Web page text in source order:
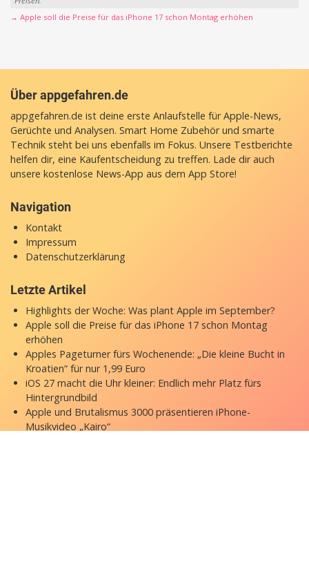
→ Apple soll die Preise für das iPhone 17 schon Montag erhöhen
Über appgefahren.de
appgefahren.de ist deine erste Anlaufstelle für Apple-News,
Gerüchte und Analysen. Smart Home Zubehör und smarte
Technik steht bei uns ebenfalls im Fokus. Unsere Testberichte
helfen dir, eine Kaufentscheidung zu treffen. Lade dir auch
unsere kostenlose News-App aus dem App Store!
Navigation
Kontakt
Impressum
Datenschutzerklärung
Letzte Artikel
Highlights der Woche: Was plant Apple im September?
Apple soll die Preise für das iPhone 17 schon Montag
erhöhen
Apples Pageturner fürs Wochenende: „Die kleine Bucht in
Kroatien“ für nur 1,99 Euro
iOS 27 macht die Uhr kleiner: Endlich mehr Platz fürs
Hintergrundbild
Apple und Brutalismus 3000 präsentieren iPhone-
Musikvideo „Kairo“